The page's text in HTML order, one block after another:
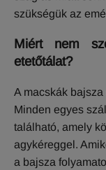
szükségük az
Miért nem
etetőtálat?
A macskák
Minden egyes
található, amely
agykéreggel.
a bajsza